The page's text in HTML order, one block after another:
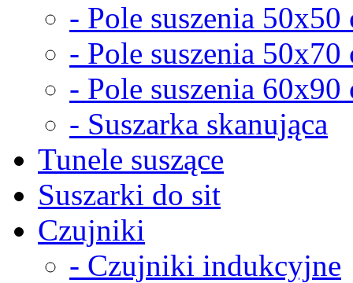
- Pole suszenia 50x50
- Pole suszenia 50x70
- Pole suszenia 60x90
- Suszarka skanująca
Tunele suszące
Suszarki do sit
Czujniki
- Czujniki indukcyjne